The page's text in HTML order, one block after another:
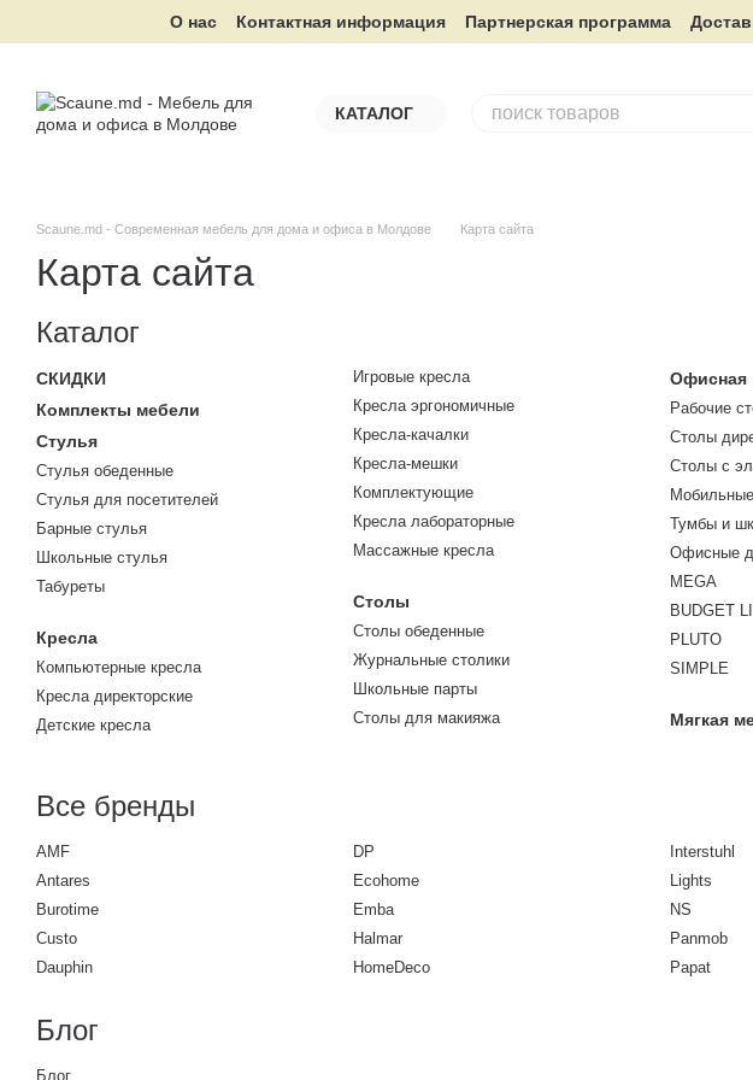
Перейти к основному контенту
О нас Контактная информация Партнерская программа
КАТАЛОГ
Scaune.md - Современная мебель для дома и офиса в Молдове Карта сайта
Карта сайта
Каталог
СКИДКИ
Комплекты мебели
Стулья
Стулья обеденные
Стулья для посетителей
Барные стулья
Школьные стулья
Табуреты
Кресла
Компьютерные кресла
Кресла директорские
Детские кресла
Игровые кресла
Кресла эргономичные
Кресла-качалки
Кресла-мешки
Комплектующие
Кресла лабораторные
Массажные кресла
Столы
Столы обеденные
Журнальные столики
Школьные парты
Столы для макияжа
Офисная
Рабочие
Столы
Столы с
Тумбы и
Офисные
MEGA
BUDGET
PLUTO
SIMPLE
Мягкая
Все бренды
AMF
Antares
Burotime
Custo
Dauphin
DP
Ecohome
Emba
Halmar
HomeDeco
Interstuhl
Lights
NS
Panmob
Papat
Блог
Блог